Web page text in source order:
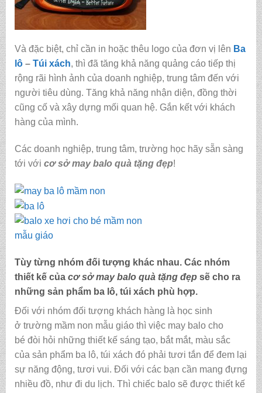
Và đặc biệt, chỉ cần in hoặc thêu logo của đơn vị lên Ba
lô– Túi xách, thì đã tăng khả năng quảng cáo tiếp thị
rộng rãi hình ảnh của doanh nghiệp, trung tâm đến với
người tiêu dùng. Tăng khả năng nhận diện, đồng thời
cũng cố và xây dựng mối quan hệ. Gắn kết với khách
hàng của mình.
Các doanh nghiệp, trung tâm, trường học hãy sẵn sàng
tới với cơ sở may balo quà tặng đẹp!
Tùy từng nhóm đối tượng khác nhau. Các nhóm
thiết kế của cơ sở may balo quà tặng đẹpsẽ cho ra
những sản phẩm ba lô, túi xách phù hợp.
Đối với nhóm đối tượng khách hàng là học sinh
ở trường mầm non mẫu giáo thì việc may balo cho
bé đòi hỏi những thiết kế sáng tạo, bắt mắt, màu sắc
của sản phẩm ba lô, túi xách đó phải tươi tắn để đem lại
sự năng động, tươi vui. Đối với các bạn cần mang đựng
nhiều đồ, như đi du lịch. Thì chiếc balo sẽ được thiết kế